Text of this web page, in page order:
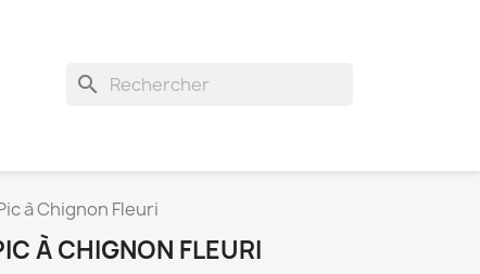
search
à Chignon Fleuri
À CHIGNON FLEURI